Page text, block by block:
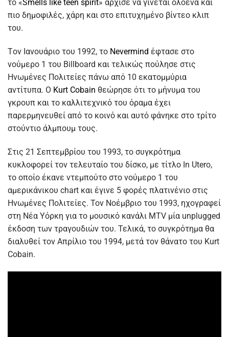
το «Smells like teen spirit» άρχισε να γίνεται ολοένα και
πιο δημοφιλές, χάρη και στο επιτυχημένο βίντεο κλιπ
του.
Tον Ιανουάριο του 1992, το Νevermind έφτασε στο
νούμερο 1 του Billboard και τελικώς πούλησε στις
Ηνωμένες Πολιτείες πάνω από 10 εκατομμύρια
αντίτυπα. Ο Kurt Cobain θεώρησε ότι το μήνυμα του
γκρουπ και το καλλιτεχνικό του όραμα έχει
παρερμηνευθεί από το κοινό και αυτό φάνηκε στο τρίτο
στούντιο άλμπουμ τους.
Στις 21 Σεπτεμβρίου του 1993, το συγκρότημα
κυκλοφορεί τον τελευταίο του δίσκο, με τίτλο In Utero,
το οποίο έκανε ντεμπούτο στο νούμερο 1 του
αμερικάνικου chart και έγινε 5 φορές πλατινένιο στις
Ηνωμένες Πολιτείες. Τον Νοέμβριο του 1993, ηχογραφεί
στη Νέα Υόρκη για το μουσικό κανάλι MΤV μία unplugged
έκδοση των τραγουδιών του. Τελικά, το συγκρότημα θα
διαλυθεί τον Απρίλιο του 1994, μετά τον θάνατο του Kurt
Cobain.